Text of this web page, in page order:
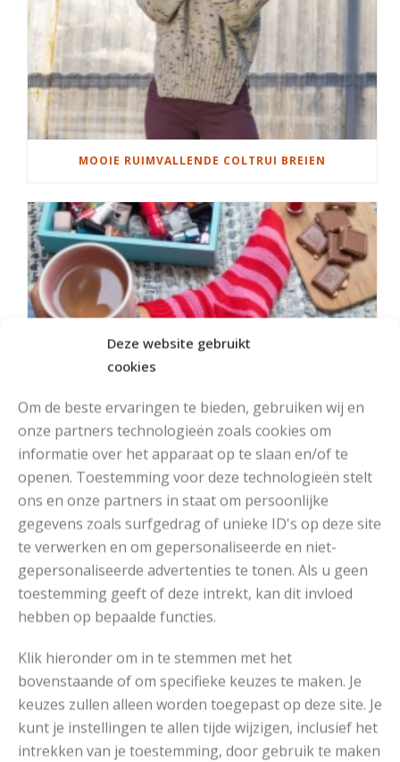
Deze website gebruikt
cookies
Om de beste ervaringen te bieden, gebruiken wij en
onze partners technologieën zoals cookies om
informatie over het apparaat op te slaan en/of te
openen. Toestemming voor deze technologieën stelt
ons en onze partners in staat om persoonlijke
gegevens zoals surfgedrag of unieke ID's op deze site
te verwerken en om gepersonaliseerde en niet-
gepersonaliseerde advertenties te tonen. Als u geen
toestemming geeft of deze intrekt, kan dit invloed
hebben op bepaalde functies.
Klik hieronder om in te stemmen met het
bovenstaande of om specifieke keuzes te maken. Je
keuzes zullen alleen worden toegepast op deze site. Je
kunt je instellingen te allen tijde wijzigen, inclusief het
intrekken van je toestemming, door gebruik te maken
MOOIE RUIMVALLENDE COLTRUI BREIEN